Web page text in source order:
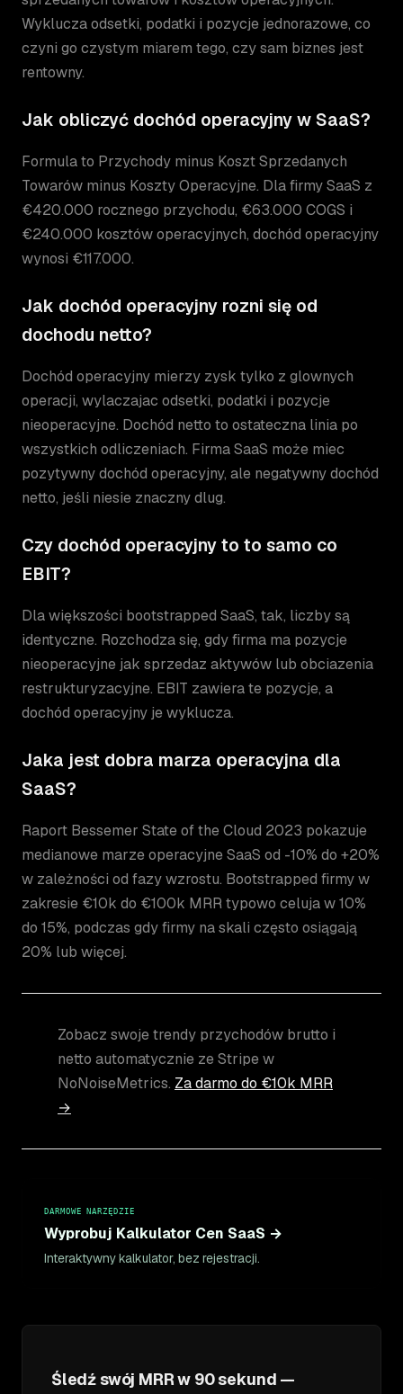
Wyklucza odsetki, podatki i pozycje jednorazowe, co
czyni go czystym miarem tego, czy sam biznes jest
rentowny.
Jak obliczyć dochód operacyjny w SaaS?
Formula to Przychody minus Koszt Sprzedanych
Towarów minus Koszty Operacyjne. Dla firmy SaaS z
€420.000 rocznego przychodu, €63.000 COGS i
€240.000 kosztów operacyjnych, dochód operacyjny
wynosi €117.000.
Jak dochód operacyjny rozni się od
dochodu netto?
Dochód operacyjny mierzy zysk tylko z glownych
operacji, wylaczajac odsetki, podatki i pozycje
nieoperacyjne. Dochód netto to ostateczna linia po
wszystkich odliczeniach. Firma SaaS może miec
pozytywny dochód operacyjny, ale negatywny dochód
netto, jeśli niesie znaczny dlug.
Czy dochód operacyjny to to samo co
EBIT?
Dla większości bootstrapped SaaS, tak, liczby są
identyczne. Rozchodza się, gdy firma ma pozycje
nieoperacyjne jak sprzedaz aktywów lub obciazenia
restrukturyzacyjne. EBIT zawiera te pozycje, a
dochód operacyjny je wyklucza.
Jaka jest dobra marza operacyjna dla
SaaS?
Raport Bessemer State of the Cloud 2023 pokazuje
medianowe marze operacyjne SaaS od -10% do +20%
w zależności od fazy wzrostu. Bootstrapped firmy w
zakresie €10k do €100k MRR typowo celuja w 10%
do 15%, podczas gdy firmy na skali często osiągają
20% lub więcej.
Zobacz swoje trendy przychodów brutto i
netto automatycznie ze Stripe w
NoNoiseMetrics. Za darmo do €10k MRR
→
DARMOWE NARZĘDZIE
Wyprobuj Kalkulator Cen SaaS →
Interaktywny kalkulator, bez rejestracji.
Śledź swój MRR w 90 sekund —